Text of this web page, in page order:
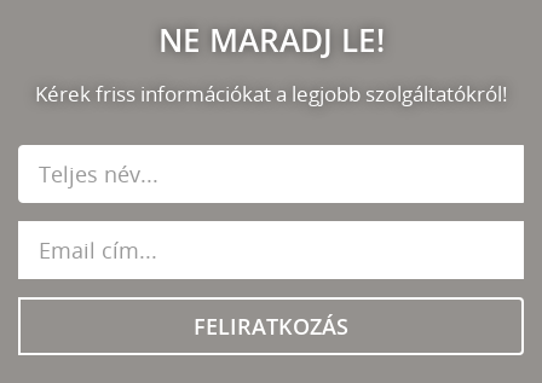
NE MARADJ LE!
Kérek friss információkat a legjobb szolgáltatókról!
FELIRATKOZÁS